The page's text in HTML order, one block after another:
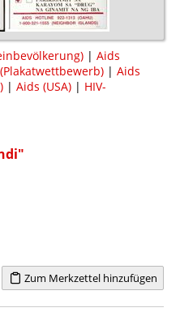
| Aids
| Aids
| Aids (USA) | HIV-
Zum Merkzettel hinzufügen